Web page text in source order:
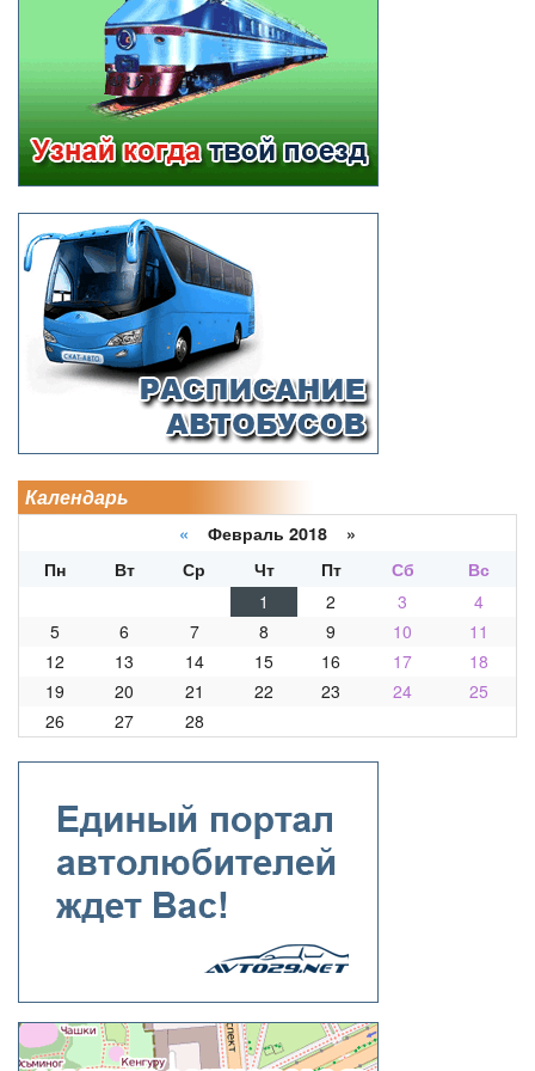
Календарь
« Февраль 2018 »
Пн
Вт Ср Чт Пт Сб
Вс
1
2 3
4
5
6 7 8 9 10
11
12
13 14 15 16 17
18
19
20 21 22 23 24
25
26
27 28